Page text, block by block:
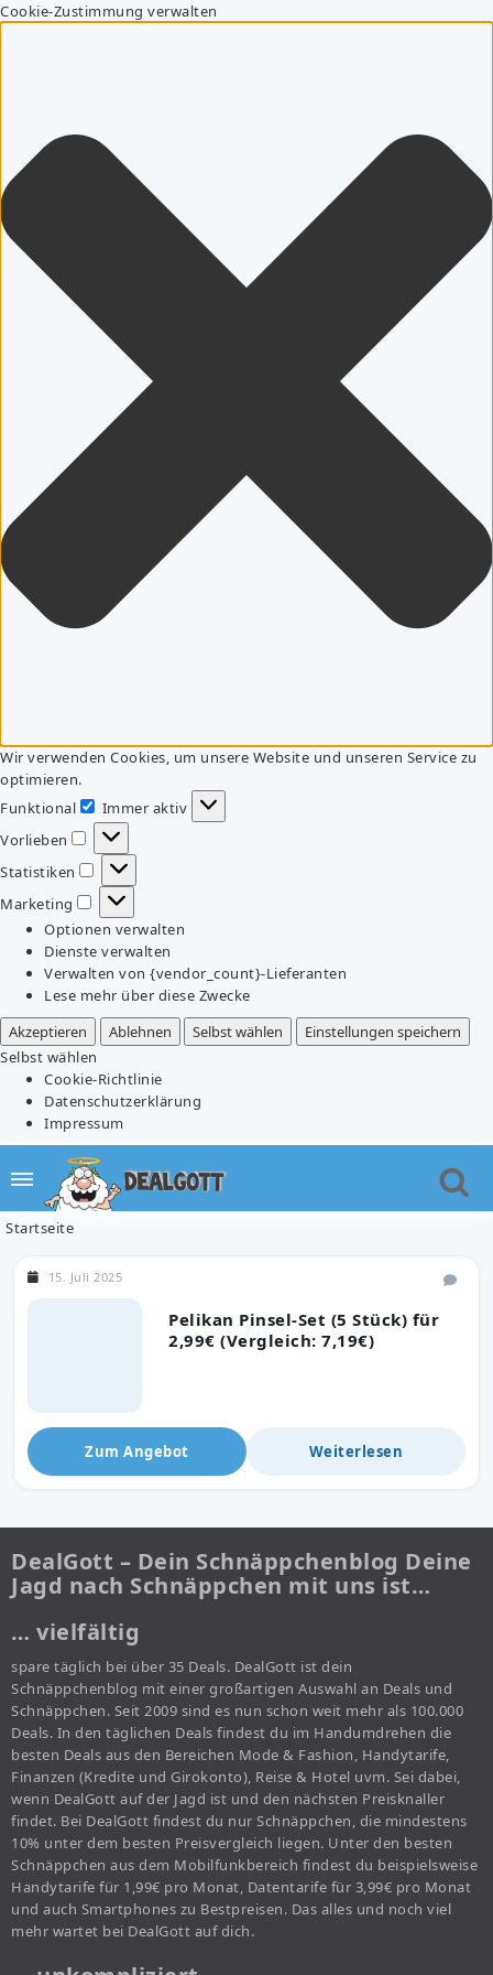
Cookie-Zustimmung verwalten
Wir verwenden Cookies, um unsere Website und unseren Service zu
optimieren.
Funktional
Funktional
Immer aktiv
Vorlieben
Vorlieben
Statistiken
Statistiken
Marketing
Marketing
Optionen verwalten
Dienste verwalten
Verwalten von {vendor_count}-Lieferanten
Lese mehr über diese Zwecke
Akzeptieren
Ablehnen Selbst wählen
Einstellungen speichern
Selbst wählen
Cookie-Richtlinie
Datenschutzerklärung
Impressum
Startseite
Pelikan Pinsel-Set (5 Stück) für
2,99€ (Vergleich: 7,19€)
15. Juli 2025
Zum Angebot Weiterlesen
DealGott – Dein Schnäppchenblog Deine
Jagd nach Schnäppchen mit uns ist…
… vielfältig
spare täglich bei über 35 Deals. DealGott ist dein
Schnäppchenblog mit einer großartigen Auswahl an Deals und
Schnäppchen. Seit 2009 sind es nun schon weit mehr als 100.000
Deals. In den täglichen Deals findest du im Handumdrehen die
besten Deals aus den Bereichen Mode & Fashion, Handytarife,
Finanzen (Kredite und Girokonto), Reise & Hotel uvm. Sei dabei,
wenn DealGott auf der Jagd ist und den nächsten Preisknaller
findet. Bei DealGott findest du nur Schnäppchen, die mindestens
10% unter dem besten Preisvergleich liegen. Unter den besten
Schnäppchen aus dem Mobilfunkbereich findest du beispielsweise
Handytarife für 1,99€ pro Monat, Datentarife für 3,99€ pro Monat
und auch Smartphones zu Bestpreisen. Das alles und noch viel
mehr wartet bei DealGott auf dich.